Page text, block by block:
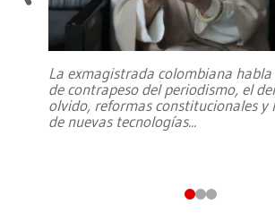
La exmagistrada colombiana
de contrapeso del periodismo, el
olvido, reformas constitucionales y
de nuevas tecnologías...